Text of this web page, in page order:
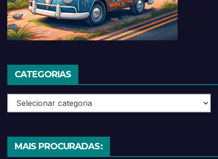
CATEGORIAS
Categorias
MAIS PROCURADAS: